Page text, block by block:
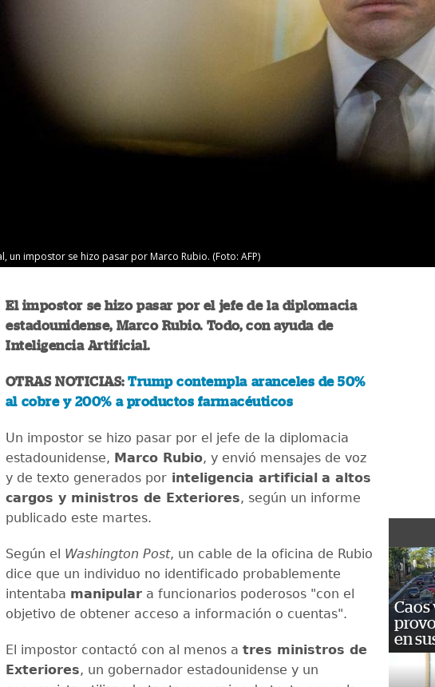
un impostor se hizo pasar por Marco Rubio. (Foto: AFP)
El impostor se hizo pasar por el jefe de la diplomacia
estadounidense, Marco Rubio. Todo, con ayuda de
Inteligencia Artificial.
OTRAS NOTICIAS:Trump contempla aranceles de 50%
al cobre y 200% a productos farmacéuticos
Un impostor se hizo pasar por el jefe de la diplomacia
estadounidense, Marco Rubio, y envió mensajes de voz
y de texto generados por inteligencia artificial a altos
cargos y ministros de Exteriores, según un informe
publicado este martes.
Según el Washington Post, un cable de la oficina de Rubio
dice que un individuo no identificado probablemente
intentaba manipular a funcionarios poderosos "con el
objetivo de obtener acceso a información o cuentas".
El impostor contactó con al menos a tres ministros de
Exteriores, un gobernador estadounidense y un
Caos
en